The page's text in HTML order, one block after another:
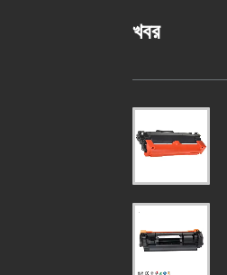
খবর